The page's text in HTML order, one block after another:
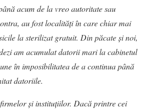
acum de la vreo autoritate sau
au fost localități în care chiar mai
la sterilizat gratuit. Din păcate și noi,
am acumulat datorii mari la cabinetul
în imposibilitatea de a continua până
datoriile.
și instituțiilor. Dacă printre cei